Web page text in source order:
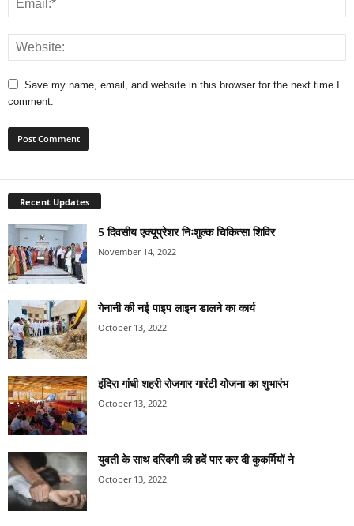
Save my name, email, and website in this browser for the next time I
comment.
Recent Updates
5 दिवसीय एक्यूप्रेशर निःशुल्क चिकित्सा शिविर
November 14, 2022
गेनानी की नई पाइप लाइन डालने का कार्य
October 13, 2022
इंदिरा गांधी शहरी रोजगार गारंटी योजना का शुभारंभ
October 13, 2022
युवती के साथ दरिंदगी की हदें पार कर दी कुकर्मियों ने
October 13, 2022